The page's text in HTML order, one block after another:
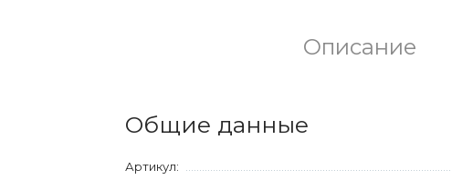
Описание
Общие данные
Артикул: